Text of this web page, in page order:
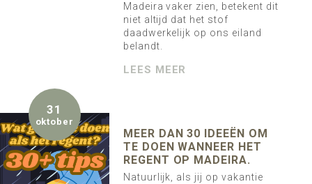
Madeira vaker zien, betekent dit
niet altijd dat het stof
daadwerkelijk op ons eiland
belandt.
LEES MEER
31
oktober
MEER DAN 30 IDEEËN OM
TE DOEN WANNEER HET
REGENT OP MADEIRA.
Natuurlijk, als jij op vakantie